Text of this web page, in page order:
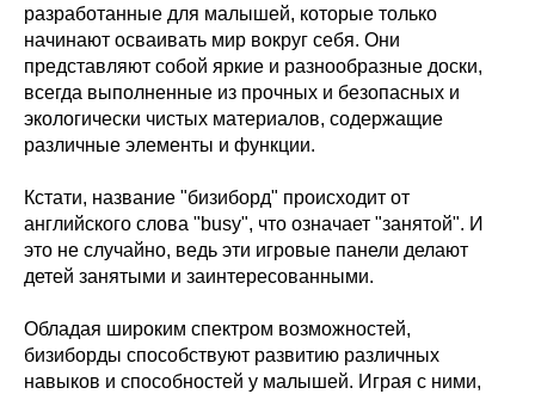
разработанные для малышей, которые только
начинают осваивать мир вокруг себя. Они
представляют собой яркие и разнообразные доски,
всегда выполненные из прочных и безопасных и
экологически чистых материалов, содержащие
различные элементы и функции.
Кстати, название "бизиборд" происходит от
английского слова "busy", что означает "занятой". И
это не случайно, ведь эти игровые панели делают
детей занятыми и заинтересованными.
Обладая широким спектром возможностей,
бизиборды способствуют развитию различных
навыков и способностей у малышей. Играя с ними,